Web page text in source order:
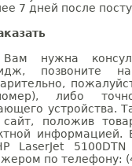
7 дней после
нужна
позвоните
либо
устройства.
сайт, положив
информацией.
LaserJet
по телефону: